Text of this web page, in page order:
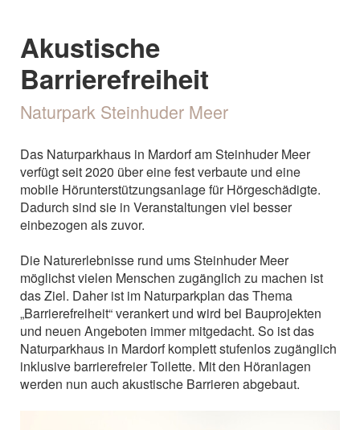
Akustische
Barrierefreiheit
Naturpark Steinhuder Meer
Das Naturparkhaus in Mardorf am Steinhuder Meer
verfügt seit 2020 über eine fest verbaute und eine
mobile Hörunterstützungsanlage für Hörgeschädigte.
Dadurch sind sie in Veranstaltungen viel besser
einbezogen als zuvor.
Die Naturerlebnisse rund ums Steinhuder Meer
möglichst vielen Menschen zugänglich zu machen ist
das Ziel. Daher ist im Naturparkplan das Thema
„Barrierefreiheit“ verankert und wird bei Bauprojekten
und neuen Angeboten immer mitgedacht. So ist das
Naturparkhaus in Mardorf komplett stufenlos zugänglich
inklusive barrierefreier Toilette. Mit den Höranlagen
werden nun auch akustische Barrieren abgebaut.